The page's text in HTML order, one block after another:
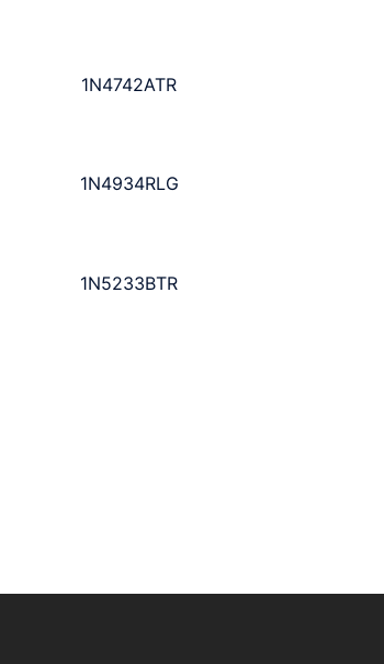
1N4742ATR
1N4934RLG
1N5233BTR